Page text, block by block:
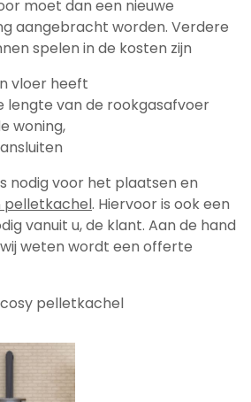
moet dan een nieuwe
aangebracht worden. Verdere
spelen in de kosten zijn
vloer heeft
lengte van de rookgasafvoer
woning,
nodig voor het plaatsen en
pelletkachel. Hiervoor is ook een
vanuit u, de klant. Aan de hand
weten wordt een offerte
pelletkachel